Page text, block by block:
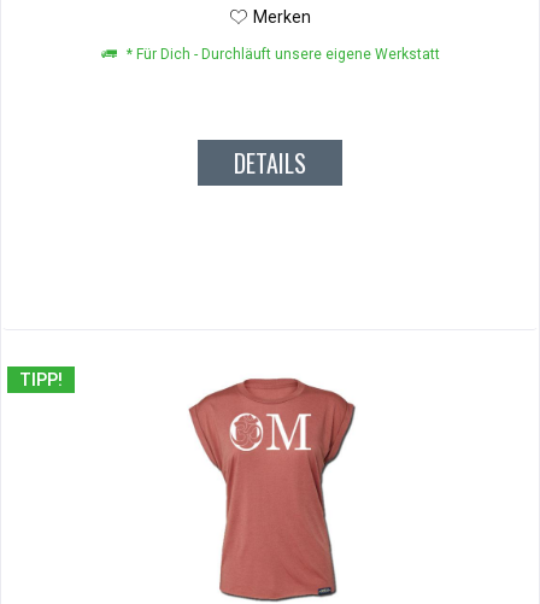
Merken
* Für Dich - Durchläuft unsere eigene Werkstatt
DETAILS
TIPP!